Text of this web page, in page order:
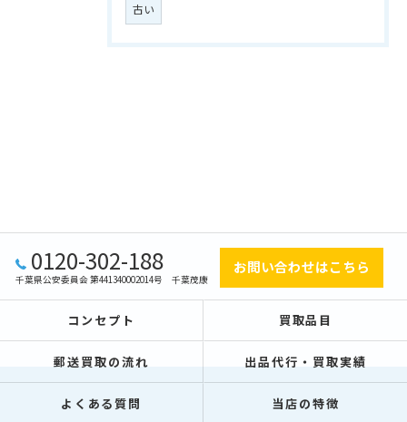
古い
0120-302-188
千葉県公安委員会 第441340002014号 千葉茂康
お問い合わせはこちら
コンセプト 買取品目
郵送買取の流れ 出品代行・買取実績
よくある質問 当店の特徴